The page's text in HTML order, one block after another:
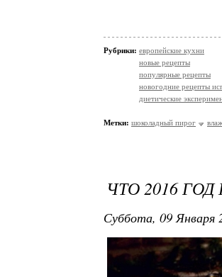
Рубрики: европейские кухни
новые рецепты
популярные рецепты
новогодние рецепты
диетические
Метки: шоколадный пирог
ЧТО 2016
Суббота, 09 Января